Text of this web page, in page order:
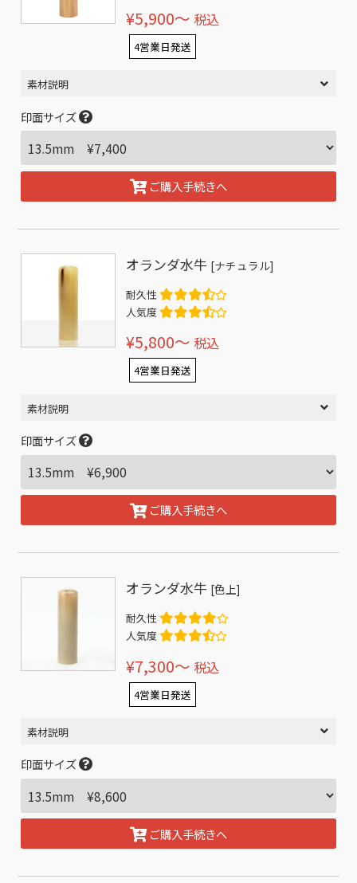
¥5,900〜 税込
4営業日発送
素材説明
印面サイズ
ご購入手続きへ
オランダ水牛 [ナチュラル]
耐久性
人気度
¥5,800〜 税込
4営業日発送
素材説明
印面サイズ
ご購入手続きへ
オランダ水牛 [色上]
耐久性
人気度
¥7,300〜 税込
4営業日発送
素材説明
印面サイズ
ご購入手続きへ